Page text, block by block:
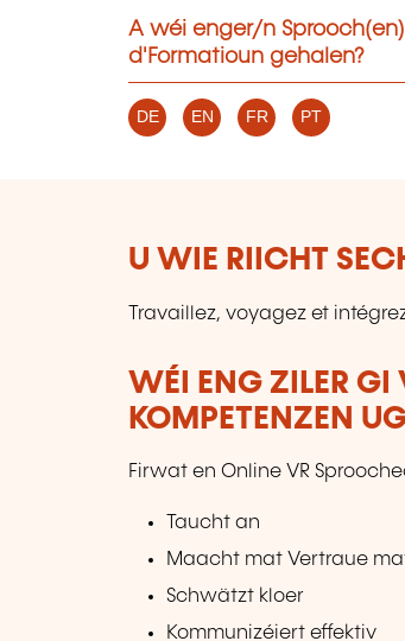
A wéi enger/n
d'Formatioun gehalen?
DE EN FR PT
U WIE RIICHT
Travaillez, voyagez et
WÉI ENG ZILER GI
KOMPETENZEN
Firwat en Online VR
Taucht an
Maacht mat Vertraue
Schwätzt kloer
Kommunizéiert effektiv